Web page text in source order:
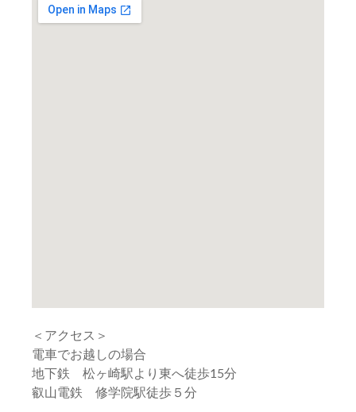
＜アクセス＞
電車でお越しの場合
地下鉄 松ヶ崎駅より東へ徒歩15分
叡山電鉄 修学院駅徒歩５分